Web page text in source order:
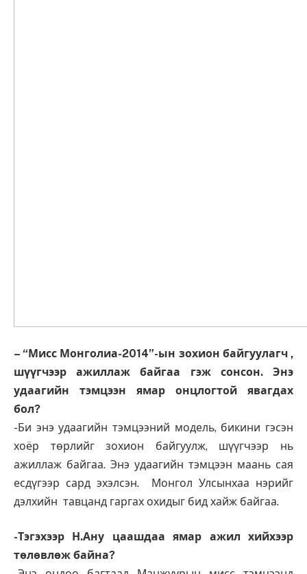
– “Мисс Монголиа-2014”-ын зохион байгуулагч ,
шүүгчээр ажиллаж байгаа гэж сонсон. Энэ
удаагийн тэмцээн ямар онцлогтой явагдах
бол?
-Би энэ удаагийн тэмцээний модель, бикини гэсэн
хоёр төрлийг зохион байгуулж, шүүгчээр нь
ажиллаж байгаа. Энэ удаагийн тэмцээн маань сая
есдүгээр сард эхэлсэн. Монгол Улсынхаа нэрийг
дэлхийн тавцанд гаргах охидыг бид хайж байгаа.
-Тэгэхээр Н.Ану цаашдаа ямар ажил хийхээр
төлөвлөж байна?